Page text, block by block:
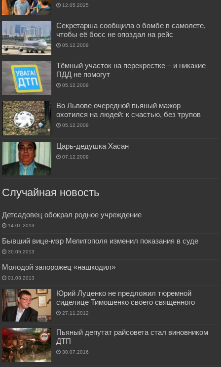
12.05.2025
Секретарша сообщила о бомбе в самолете,
чтобы её босс не опоздал на рейс
05.12.2009
Тёмный участок на перекрестке – и никакие
ПДД не помогут
05.12.2009
Во Львове очередной пьяный мажор
охотился на людей: к счастью, без трупов
05.12.2009
Царь-дедушка Хасан
07.12.2009
Случайная новость
Детсадовец обокрал родное учреждение
14.01.2013
Бывший вице-мэр Мелитополя изменил показания в суде
30.05.2013
Молодой запорожец «нашкодил»
01.03.2013
Юрий Луценко не предложил тюремной
сиделице Тимошенко своего священного
27.11.2012
Пьяный депутат райсовета стал виновником
ДТП
30.07.2016